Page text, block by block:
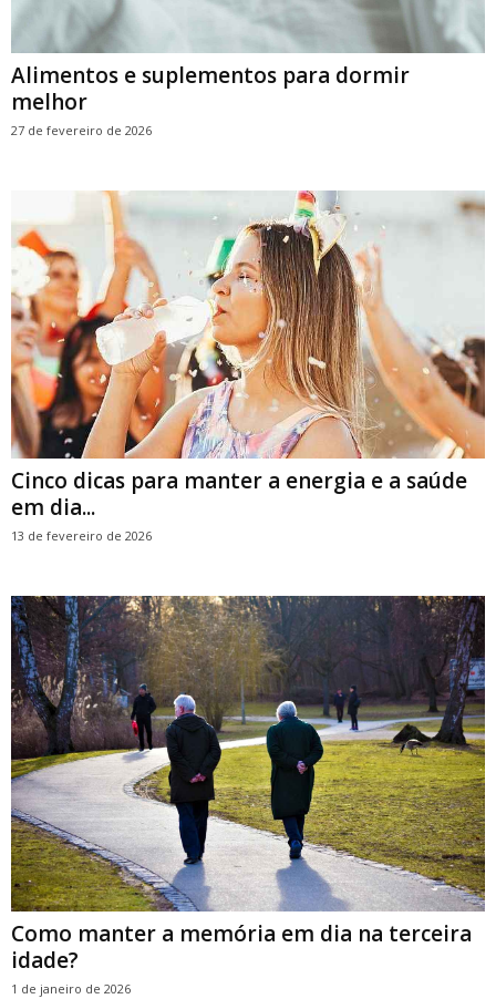
Alimentos e suplementos para dormir
melhor
27 de fevereiro de 2026
Cinco dicas para manter a energia e a saúde
em dia...
13 de fevereiro de 2026
Como manter a memória em dia na terceira
idade?
1 de janeiro de 2026